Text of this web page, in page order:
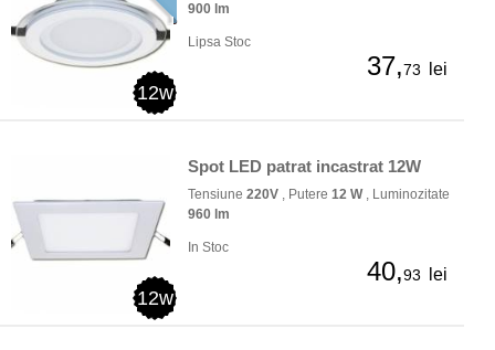
12w
900 lm
Lipsa Stoc
37,73 lei
12w
Spot LED patrat incastrat 12W
Tensiune 220V , Putere 12 W, Luminozitate
960 lm
In Stoc
40,93 lei